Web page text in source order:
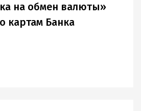
на обмен валюты»
картам Банка